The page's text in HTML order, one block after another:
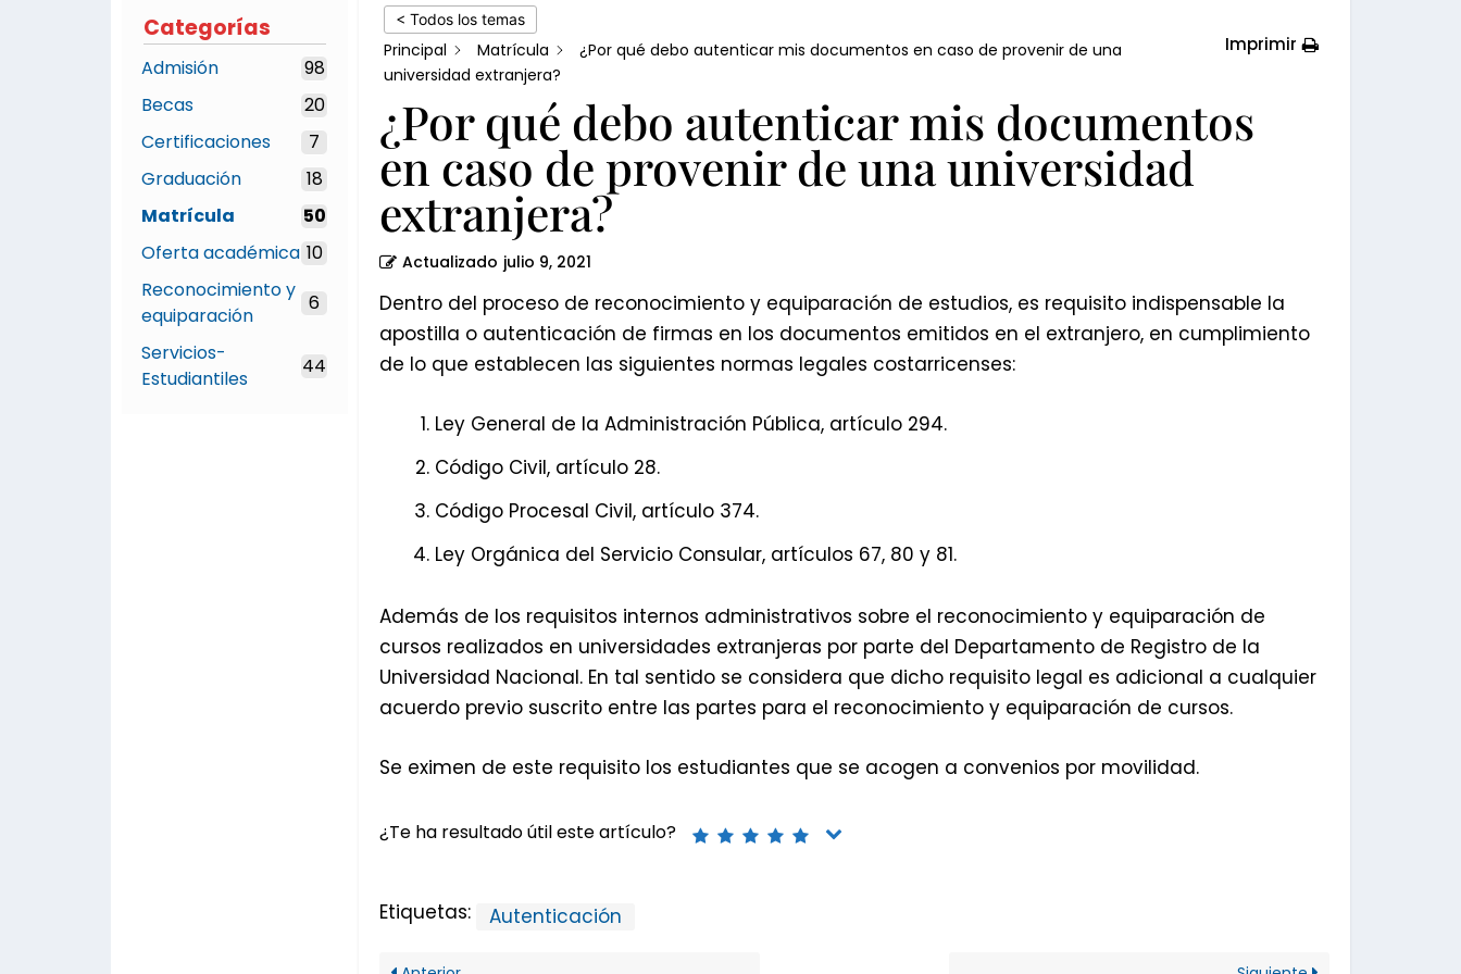
universidad
extranjera?
Categorías
Admisión
98
Becas
20
Certificaciones
7
Graduación
18
Matrícula
50
Oferta académica 10
Reconocimiento y
equiparación
6
Servicios-
Estudiantiles
44
< Todos los temas
Principal Matrícula
¿Por qué debo autenticar mis documentos en caso de provenir de una
universidad extranjera?
Imprimir
¿Por qué debo autenticar mis documentos
en caso de provenir de una universidad
extranjera?
Actualizado julio 9, 2021
Dentro del proceso de reconocimiento y equiparación de estudios, es requisito indispensable la
apostilla o autenticación de firmas en los documentos emitidos en el extranjero, en cumplimiento
de lo que establecen las siguientes normas legales costarricenses:
Ley General de la Administración Pública, artículo 294.
Código Civil, artículo 28.
Código Procesal Civil, artículo 374.
Ley Orgánica del Servicio Consular, artículos 67, 80 y 81.
Además de los requisitos internos administrativos sobre el reconocimiento y equiparación de
cursos realizados en universidades extranjeras por parte del Departamento de Registro de la
Universidad Nacional. En tal sentido se considera que dicho requisito legal es adicional a cualquier
acuerdo previo suscrito entre las partes para el reconocimiento y equiparación de cursos.
Se eximen de este requisito los estudiantes que se acogen a convenios por movilidad.
¿Te ha resultado útil este artículo?
Etiquetas: Autenticación